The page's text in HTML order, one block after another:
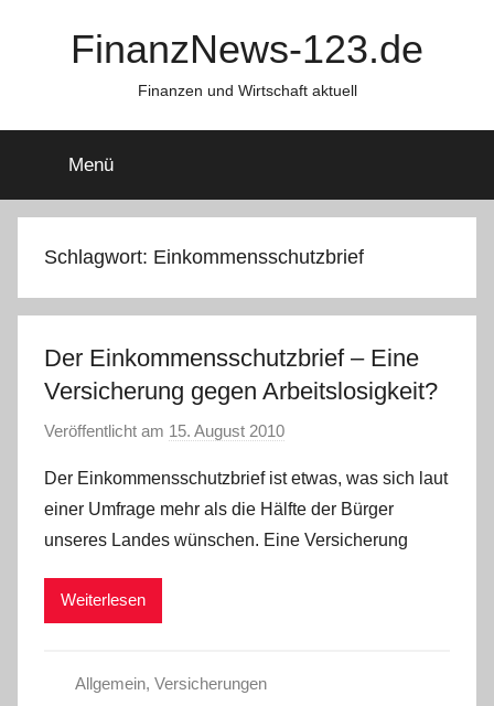
FinanzNews-123.de
Finanzen und Wirtschaft aktuell
Menü
Schlagwort: Einkommensschutzbrief
Der Einkommensschutzbrief – Eine
Versicherung gegen Arbeitslosigkeit?
Veröffentlicht am 15. August 2010
n
C
h
Der Einkommensschutzbrief ist etwas, was sich laut
einer Umfrage mehr als die Hälfte der Bürger
unseres Landes wünschen. Eine Versicherung
Weiterlesen
Allgemein, Versicherungen